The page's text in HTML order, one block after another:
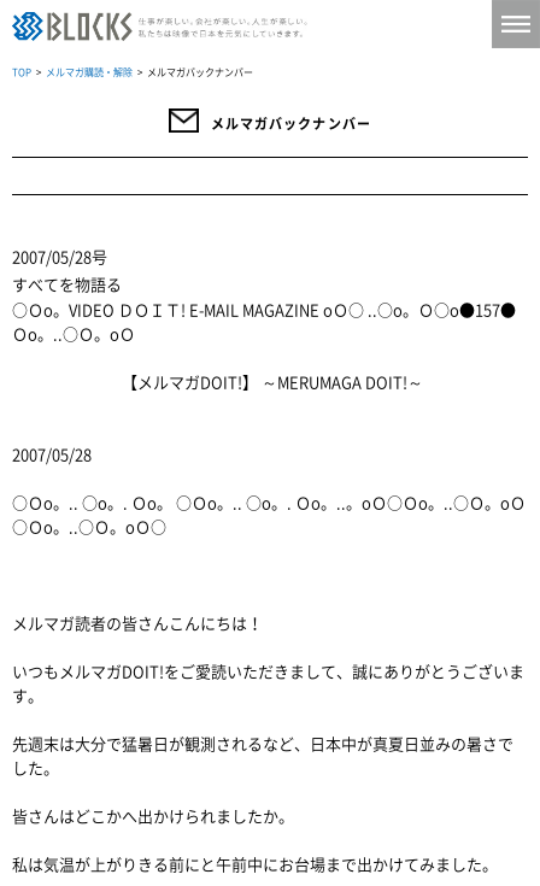
TOP > メルマガ購読・解除 > メルマガバックナンバー
メルマガバックナンバー
2007/05/28号
すべてを物語る
○Ｏo。VIDEO ＤＯＩＴ! E-MAIL MAGAZINE oＯ○ ..○o。Ｏ○o●157●
Ｏo。..○Ｏ。oＯ
【メルマガDOIT!】 ～MERUMAGA DOIT!～
2007/05/28
○Ｏo。.. ○o。. Ｏo。 ○Ｏo。.. ○o。. Ｏo。..。oＯ○Ｏo。..○Ｏ。oＯ
○Ｏo。..○Ｏ。oＯ○
メルマガ読者の皆さんこんにちは！
いつもメルマガDOIT!をご愛読いただきまして、誠にありがとうございま
す。
先週末は大分で猛暑日が観測されるなど、日本中が真夏日並みの暑さで
した。
皆さんはどこかへ出かけられましたか。
私は気温が上がりきる前にと午前中にお台場まで出かけてみました。